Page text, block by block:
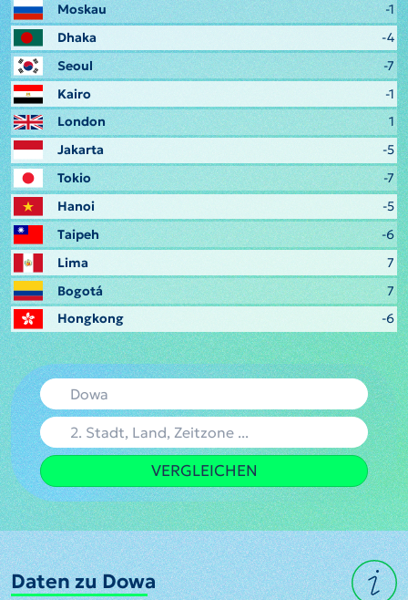
Moskau
-1
Dhaka
-4
Seoul
-7
Kairo
-1
London
1
Jakarta
-5
Tokio
-7
Hanoi
-5
Taipeh
-6
Lima
7
Bogotá
7
Hongkong
-6
VERGLEICHEN
Daten zu Dowa